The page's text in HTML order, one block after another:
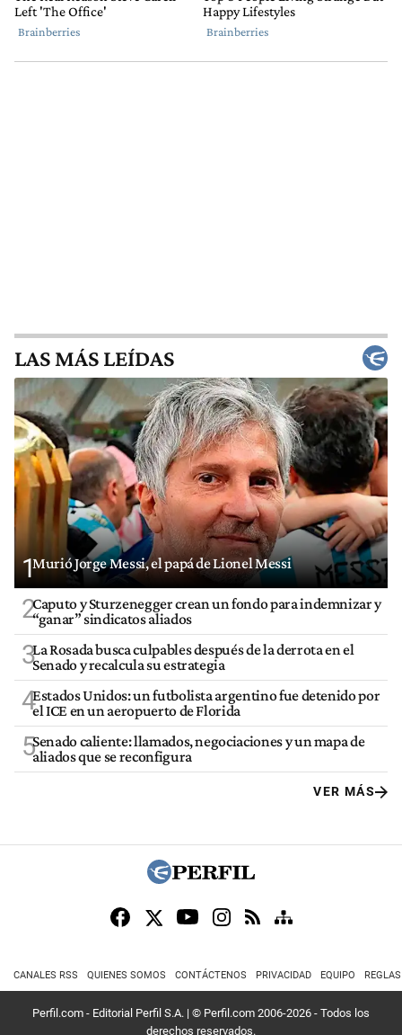
LAS MÁS LEÍDAS
1Murió Jorge Messi, el papá de Lionel Messi
2Caputo y Sturzenegger crean un fondo para indemnizar y
“ganar” sindicatos aliados
3La Rosada busca culpables después de la derrota en el
Senado y recalcula su estrategia
4Estados Unidos: un futbolista argentino fue detenido por
el ICE en un aeropuerto de Florida
5Senado caliente: llamados, negociaciones y un mapa de
aliados que se reconfigura
VER MÁS
CANALES RSS QUIENES SOMOS CONTÁCTENOS PRIVACIDAD EQUIPO
Perfil.com - Editorial Perfil S.A. | © Perfil.com 2006-2026 - Todos los
derechos reservados.